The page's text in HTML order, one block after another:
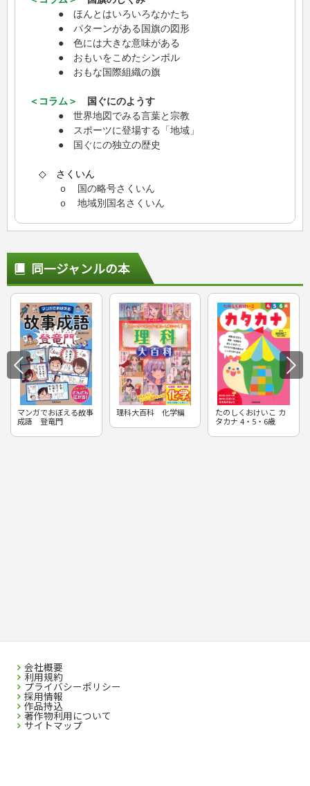
● ほんとはいろいろなかたち
● パターンがある国旗の図形
● 色には大きな意味がある
● おもいをこめたシンボル
● おもな国際組織の旗
＜コラム＞
国ぐにのようす
● 世界地図でみる言葉と宗教
● スポーツに登場する「地域」
● 国ぐにの独立の歴史
◇ さくいん
ｏ 国の略号さくいん
ｏ 地域別国名さくいん
同一ジャンルの本
マンガでおぼえる故事
成語 登竜門
理科大百科 化学編
たのしくおけいこ カ
タカナ 4・5・6歳
会社概要
利用規約
プライバシーポリシー
採用情報
作品持込
著作物利用について
サイトマップ